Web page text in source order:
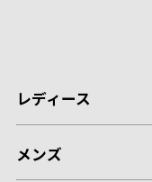
レディース
メンズ